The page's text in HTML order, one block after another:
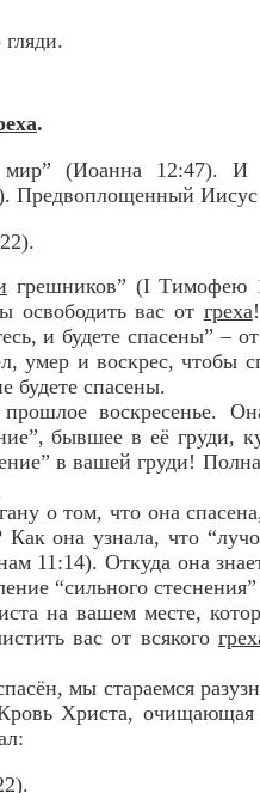
.
мир” (Иоанна 12:47). И
Предвоплощенный Иисус
грешников” (I Тимофею
освободить вас от греха
и будете спасены” –
умер и воскрес, чтобы
будете спасены.
воскресенье.
бывшее в её груди,
в вашей груди!
о том, что она
она узнала, что
11:14). Откуда она
“сильного
на вашем месте,
вас от всякого
мы стараемся
Христа,